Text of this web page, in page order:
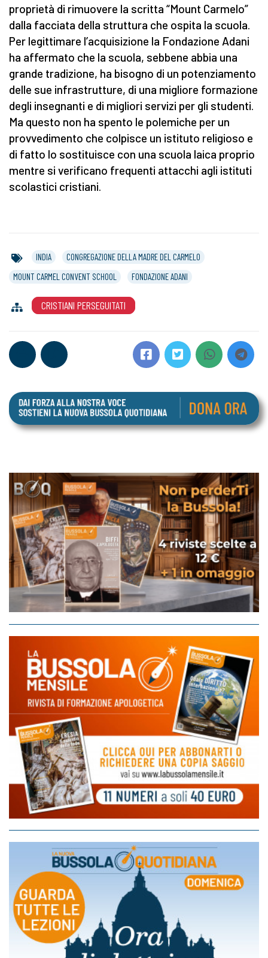
proprietà di rimuovere la scritta “Mount Carmelo”
dalla facciata della struttura che ospita la scuola.
Per legittimare l’acquisizione la Fondazione Adani
ha affermato che la scuola, sebbene abbia una
grande tradizione, ha bisogno di un potenziamento
delle sue infrastrutture, di una migliore formazione
degli insegnanti e di migliori servizi per gli studenti.
Ma questo non ha spento le polemiche per un
provvedimento che colpisce un istituto religioso e
di fatto lo sostituisce con una scuola laica proprio
mentre si verificano frequenti attacchi agli istituti
scolastici cristiani.
INDIA
CONGREGAZIONE DELLA MADRE DEL CARMELO
MOUNT CARMEL CONVENT SCHOOL
FONDAZIONE ADANI
CRISTIANI PERSEGUITATI